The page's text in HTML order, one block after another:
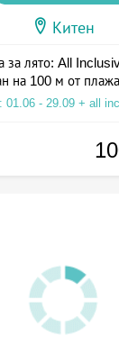
Китен
за лято: All
на 100 м от
01.06 - 29.09 + all